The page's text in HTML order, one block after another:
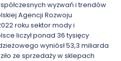
wyzwań i trendów
Agencji Rozwoju
roku sektor mody i
liczył ponad 36 tysięcy
wyniósł 53,3 miliarda
ze sprzedaży w sklepach